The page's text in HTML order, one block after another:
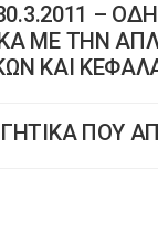
–
ΜΕ ΤΗΝ
ΚΑΙ
ΠΟΥ